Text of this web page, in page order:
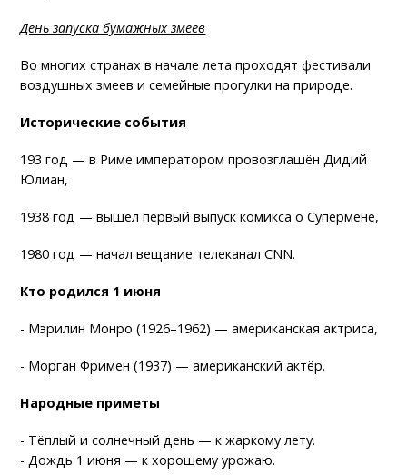
День запуска бумажных змеев
Во многих странах в начале лета проходят фестивали
воздушных змеев и семейные прогулки на природе.
Исторические события
193 год — в Риме императором провозглашён Дидий
Юлиан,
1938 год — вышел первый выпуск комикса о Супермене,
1980 год — начал вещание телеканал CNN.
Кто родился 1 июня
- Мэрилин Монро (1926–1962) — американская актриса,
- Морган Фримен (1937) — американский актёр.
Народные приметы
- Тёплый и солнечный день — к жаркому лету.
- Дождь 1 июня — к хорошему урожаю.